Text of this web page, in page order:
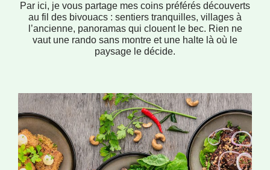
Par ici, je vous partage mes coins préférés découverts
au fil des bivouacs : sentiers tranquilles, villages à
l’ancienne, panoramas qui clouent le bec. Rien ne
vaut une rando sans montre et une halte là où le
paysage le décide.